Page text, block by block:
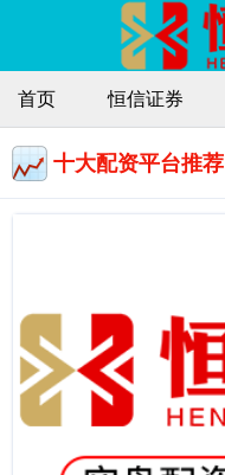
首页 恒信证券
十大配资平台推荐